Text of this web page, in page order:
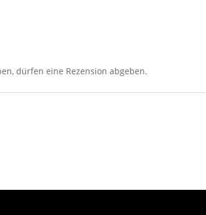
dürfen eine Rezension abgeben.